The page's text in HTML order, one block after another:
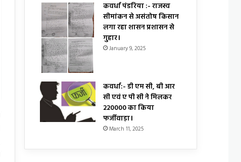
कवर्धा पंडरिया :- राजस्व
सीमांकन से असंतोष किसान
लगा रहा शासन प्रशासन से
गुहार।
January 9, 2025
कवर्धा:- डी एम सी, बी आर
सी एवं ए पी सी ने मिलकर
₹220000 का किया
फर्जीवाड़ा।
March 11, 2025